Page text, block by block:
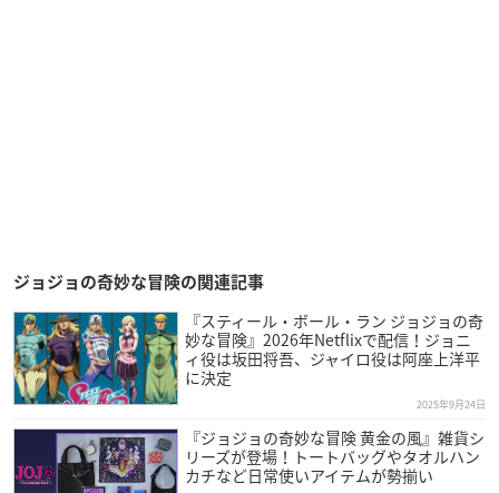
ジョジョの奇妙な冒険の関連記事
『スティール・ボール・ラン ジョジョの奇
妙な冒険』2026年Netflixで配信！ジョニ
ィ役は坂田将吾、ジャイロ役は阿座上洋平
に決定
2025年9月24日
『ジョジョの奇妙な冒険 黄金の風』雑貨シ
リーズが登場！トートバッグやタオルハン
カチなど日常使いアイテムが勢揃い